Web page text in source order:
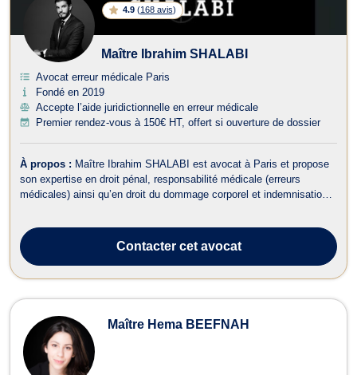
4.9 (168 avis)
Maître Ibrahim SHALABI
Avocat erreur médicale Paris
Fondé en 2019
Accepte l’aide juridictionnelle en erreur médicale
Premier rendez-vous à 150€ HT, offert si ouverture de dossier
À propos : Maître Ibrahim SHALABI est avocat à Paris et propose
son expertise en droit pénal, responsabilité médicale (erreurs
médicales) ainsi qu’en droit du dommage corporel et indemnisation
répressive...
Contactercet avocat
Maître Hema BEEFNAH